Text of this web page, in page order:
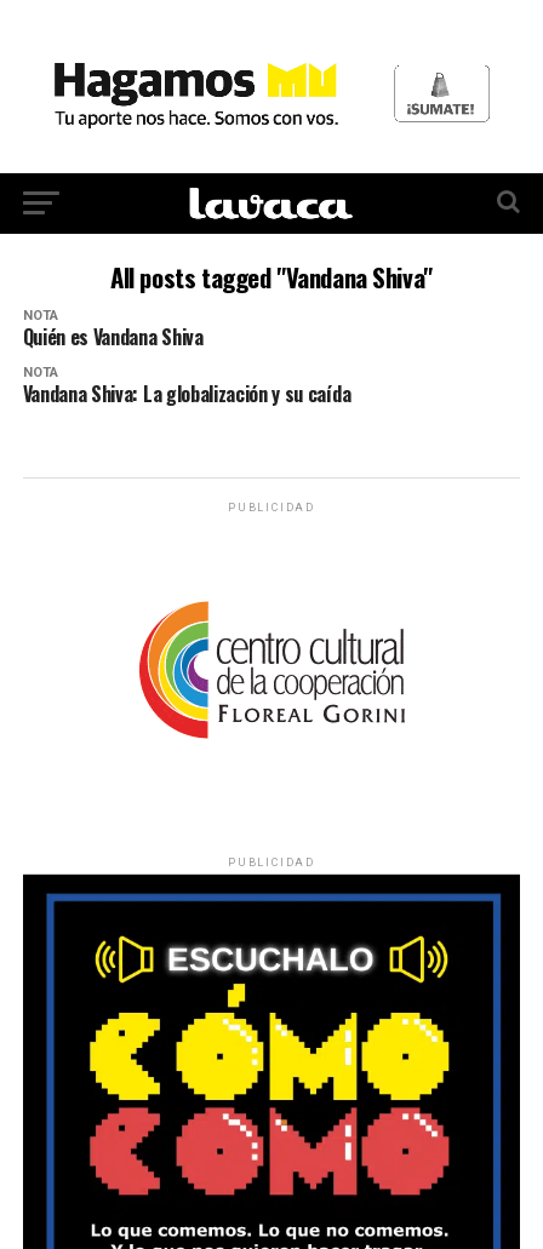
All posts tagged "Vandana Shiva"
NOTA
Quién es Vandana Shiva
NOTA
Vandana Shiva: La globalización y su caída
PUBLICIDAD
PUBLICIDAD